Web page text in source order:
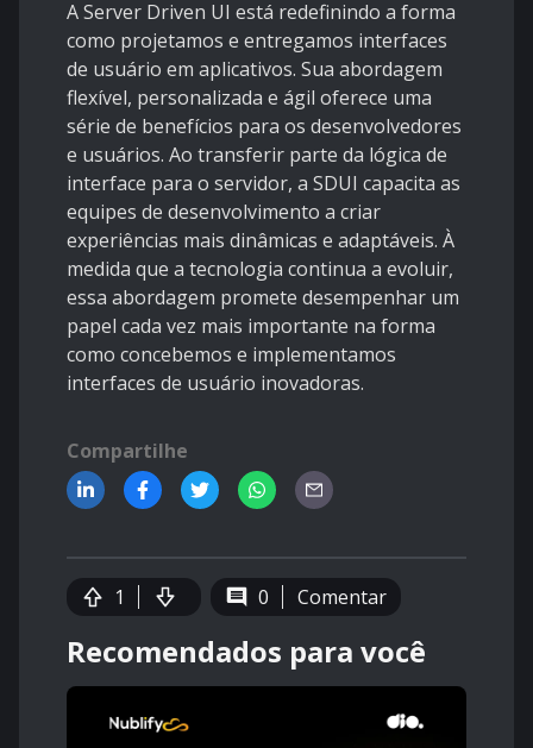
A Server Driven UI está redefinindo a forma
como projetamos e entregamos interfaces
de usuário em aplicativos. Sua abordagem
flexível, personalizada e ágil oferece uma
série de benefícios para os desenvolvedores
e usuários. Ao transferir parte da lógica de
interface para o servidor, a SDUI capacita as
equipes de desenvolvimento a criar
experiências mais dinâmicas e adaptáveis. À
medida que a tecnologia continua a evoluir,
essa abordagem promete desempenhar um
papel cada vez mais importante na forma
como concebemos e implementamos
interfaces de usuário inovadoras.
Compartilhe
1 0 Comentar
Recomendados para você